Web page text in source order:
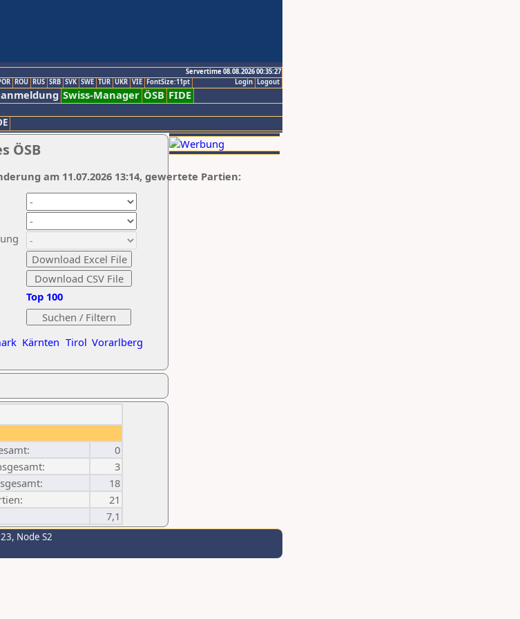
Servertime 08.08.2026 00:35:27
Logout
Login
ROU RUS SRB SVK SWE TUR UKR VIE FontSize:11pt
Swiss-Manager ÖSB FIDE
ÖSB
Kärnten Tirol Vorarlberg
Top 100
am 11.07.2026 13:14, gewertete Partien:
0
3
18
21
7,1
Node S2